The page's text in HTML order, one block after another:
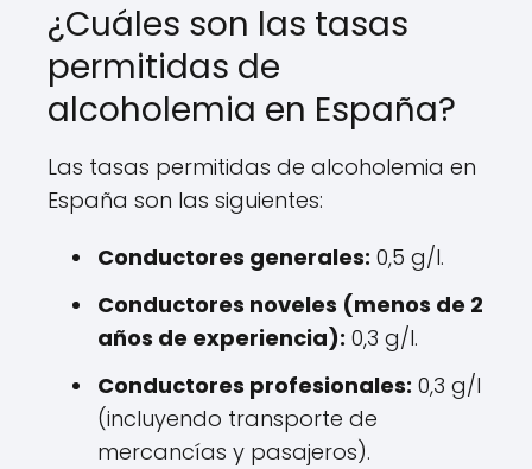
¿Cuáles son las tasas
permitidas de
alcoholemia en España?
Las tasas permitidas de alcoholemia en
España son las siguientes:
Conductores generales: 0,5 g/l.
Conductores noveles (menos de 2
años de experiencia): 0,3 g/l.
Conductores profesionales: 0,3 g/l
(incluyendo transporte de
mercancías y pasajeros).